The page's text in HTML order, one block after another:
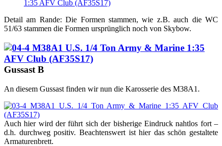
Detail am Rande: Die Formen stammen, wie z.B. auch die WC
51/63 stammen die Formen ursprünglich noch von Skybow.
Gussast B
An diesem Gussast finden wir nun die Karosserie des M38A1.
Auch hier wird der führt sich der bisherige Eindruck nahtlos fort –
d.h. durchweg positiv. Beachtenswert ist hier das schön gestaltete
Armaturenbrett.